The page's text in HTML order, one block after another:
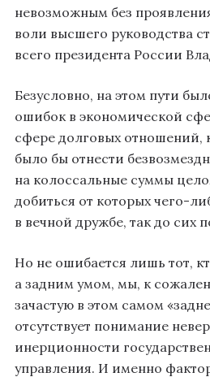
невозможным без
воли высшего руководства
всего президента России
Безусловно, на этом пути
ошибок в экономической
сфере долговых отношений,
было бы отнести
на колоссальные суммы
добиться от которых чего-
в вечной дружбе, так до сих
Но не ошибается лишь тот,
а задним умом, мы, к
зачастую в этом самом
отсутствует понимание
инерционности
управления. И именно